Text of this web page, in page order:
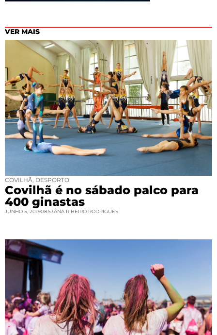
VER MAIS
COVILHÃ, DESPORTO
Covilhã é no sábado palco para
400 ginastas
JUNHO 5, 201908:53ANA RIBEIRO RODRIGUES